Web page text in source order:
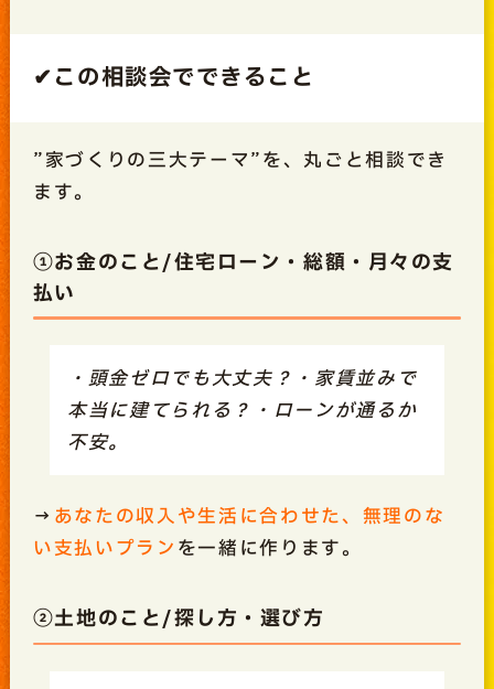
✔この相談会でできること
”家づくりの三大テーマ”を、丸ごと相談でき
ます。
①お金のこと/住宅ローン・総額・月々の支
払い
・頭金ゼロでも大丈夫？・家賃並みで
本当に建てられる？・ローンが通るか
不安。
→ あなたの収入や生活に合わせた、無理のな
い支払いプラン を一緒に作ります。
②土地のこと/探し方・選び方